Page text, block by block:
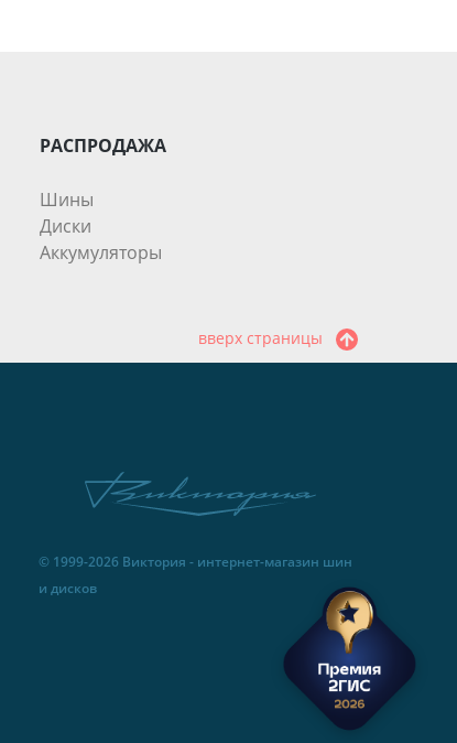
РАСПРОДАЖА
Шины
Диски
Аккумуляторы
вверх страницы
© 1999-2026 Виктория - интернет-магазин шин
и дисков